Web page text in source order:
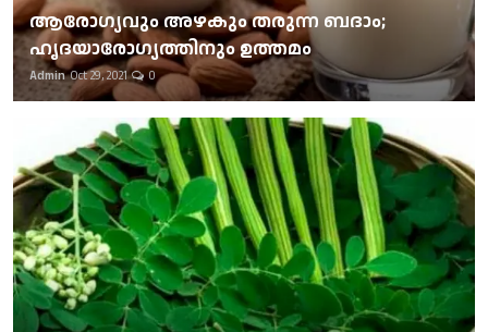
ആരോഗ്യവും അഴകും തരുന്ന ബദാം;
ഹൃദയാരോഗ്യത്തിനും ഉത്തമം
Admin Oct 29, 2021 0